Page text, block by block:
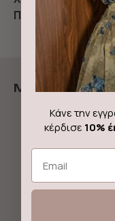
Ποιότητα:
61%
More from
Κάνε την
κέρδισε 10%
Email